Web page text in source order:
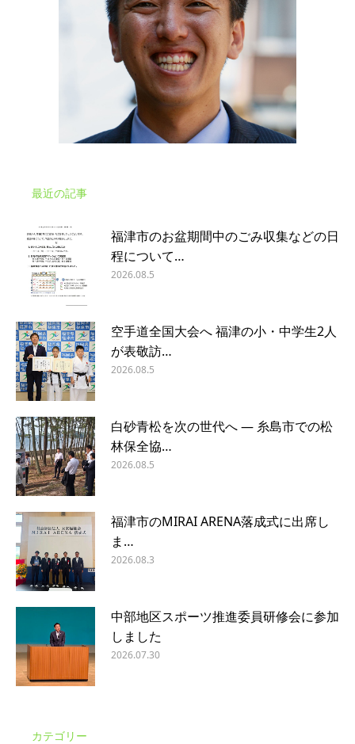
最近の記事
福津市のお盆期間中のごみ収集などの日
程について…
2026.08.5
空手道全国大会へ 福津の小・中学生2人
が表敬訪…
2026.08.5
白砂青松を次の世代へ ― 糸島市での松
林保全協…
2026.08.5
福津市のMIRAI ARENA落成式に出席し
ま…
2026.08.3
中部地区スポーツ推進委員研修会に参加
しました
2026.07.30
カテゴリー